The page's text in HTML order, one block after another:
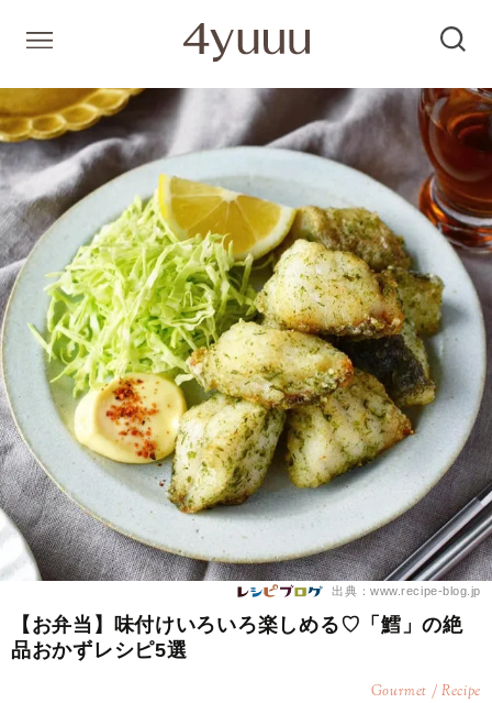
出典：www.recipe-blog.jp
【お弁当】味付けいろいろ楽しめる♡「鱈」の絶
品おかずレシピ5選
Gourmet / Recipe